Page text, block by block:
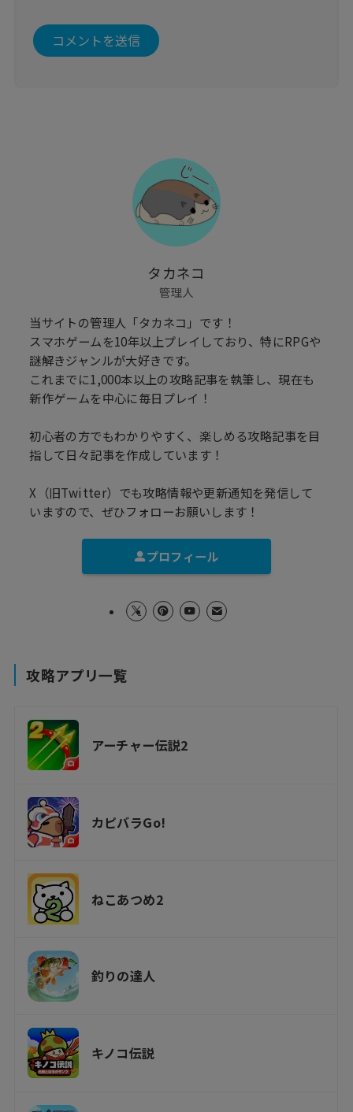
タカネコ
管理人
当サイトの管理人「タカネコ」です！
スマホゲームを10年以上プレイしており、特にRPGや
謎解きジャンルが大好きです。
これまでに1,000本以上の攻略記事を執筆し、現在も
新作ゲームを中心に毎日プレイ！
初心者の方でもわかりやすく、楽しめる攻略記事を目
指して日々記事を作成しています！
X（旧Twitter）でも攻略情報や更新通知を発信して
いますので、ぜひフォローお願いします！
プロフィール
攻略アプリ一覧
アーチャー伝説2
カピバラGo!
ねこあつめ2
釣りの達人
キノコ伝説